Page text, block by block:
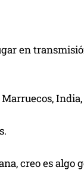
en
creo es algo